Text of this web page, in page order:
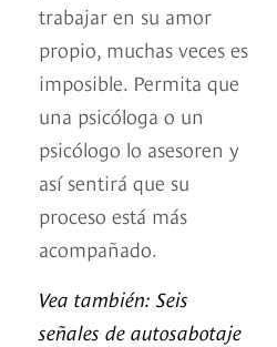
trabajar en su amor
propio, muchas veces es
imposible. Permita que
una psicóloga o un
psicólogo lo asesoren y
así sentirá que su
proceso está más
acompañado.
Vea también: Seis
señales de autosabotaje